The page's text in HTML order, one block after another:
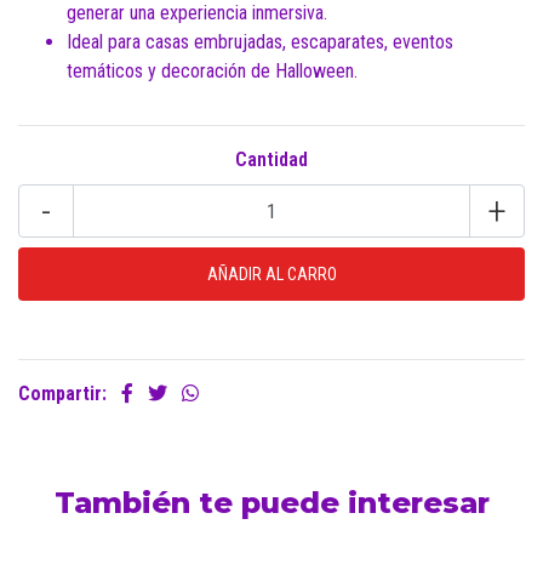
generar una experiencia inmersiva.
Ideal para casas embrujadas, escaparates, eventos
temáticos y decoración de Halloween.
Cantidad
- +
Compartir:
También te puede interesar